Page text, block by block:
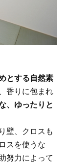
とする自然素
香りに包まれ
、ゆったりと
壁、クロスも
スを使うな
努力によって